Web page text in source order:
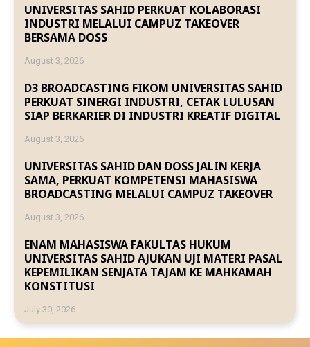
UNIVERSITAS SAHID PERKUAT KOLABORASI
INDUSTRI MELALUI CAMPUZ TAKEOVER
BERSAMA DOSS
August 3, 2026
D3 BROADCASTING FIKOM UNIVERSITAS SAHID
PERKUAT SINERGI INDUSTRI, CETAK LULUSAN
SIAP BERKARIER DI INDUSTRI KREATIF DIGITAL
August 3, 2026
UNIVERSITAS SAHID DAN DOSS JALIN KERJA
SAMA, PERKUAT KOMPETENSI MAHASISWA
BROADCASTING MELALUI CAMPUZ TAKEOVER
August 3, 2026
ENAM MAHASISWA FAKULTAS HUKUM
UNIVERSITAS SAHID AJUKAN UJI MATERI PASAL
KEPEMILIKAN SENJATA TAJAM KE MAHKAMAH
KONSTITUSI
July 30, 2026